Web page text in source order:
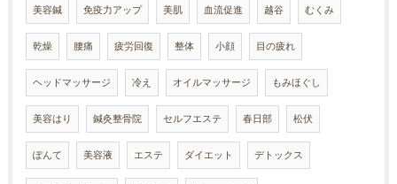
美容鍼 免疫力アップ 美肌 血流促進 越谷 むくみ
乾燥 腰痛 疲労回復 整体 小顔 目の疲れ
ヘッドマッサージ 冷え オイルマッサージ もみほぐし
美容はり 鍼灸整骨院 セルフエステ 春日部 松伏
ぽんて 美容液 エステ ダイエット デトックス